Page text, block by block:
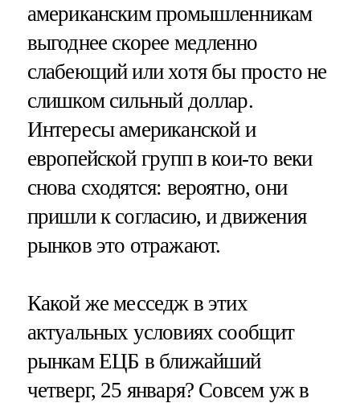
американским промышленникам
выгоднее скорее медленно
слабеющий или хотя бы просто не
слишком сильный доллар.
Интересы американской и
европейской групп в кои-то веки
снова сходятся: вероятно, они
пришли к согласию, и движения
рынков это отражают.
Какой же месседж в этих
актуальных условиях сообщит
рынкам ЕЦБ в ближайший
четверг, 25 января? Совсем уж в